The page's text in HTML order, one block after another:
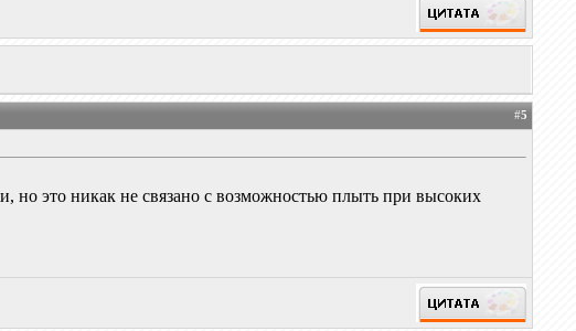
#5
но это никак не связано с возможностью плыть при высоких